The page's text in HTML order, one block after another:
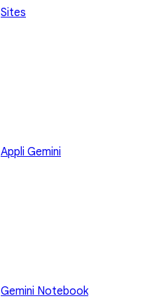
Sites
Appli Gemini
Gemini Notebook